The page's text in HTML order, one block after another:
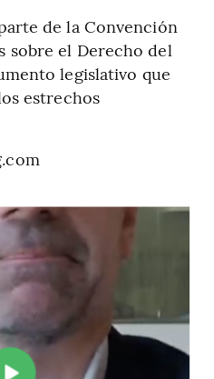
de la Convención
sobre el Derecho del
legislativo que
estrechos